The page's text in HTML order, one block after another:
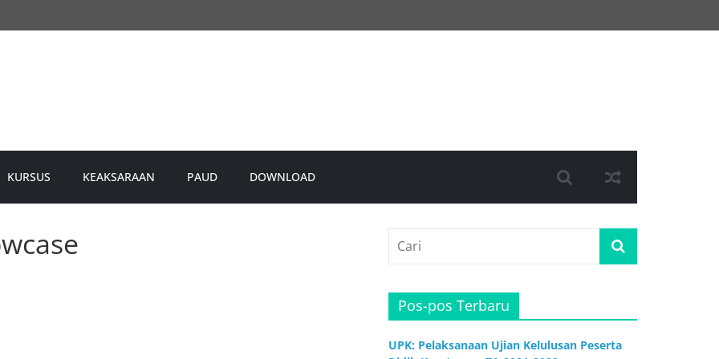
KURSUS KEAKSARAAN PAUD DOWNLOAD
Pos-pos Terbaru
UPK: Pelaksanaan Ujian Kelulusan Peserta